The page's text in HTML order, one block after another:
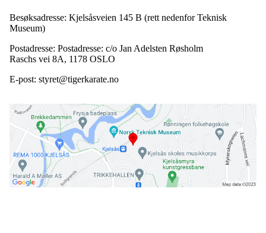
Besøksadresse: Kjelsåsveien 145 B (rett nedenfor Teknisk
Museum)
Postadresse: Postadresse: c/o Jan Adelsten Røsholm
Raschs vei 8A, 1178 OSLO
E-post: styret@tigerkarate.no